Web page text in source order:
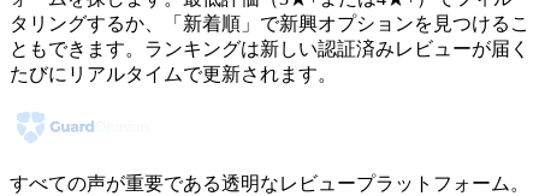
タリングするか、「新着順」で新興オプションを見つけるこ
ともできます。ランキングは新しい認証済みレビューが届く
たびにリアルタイムで更新されます。
すべての声が重要である透明なレビュープラットフォーム。